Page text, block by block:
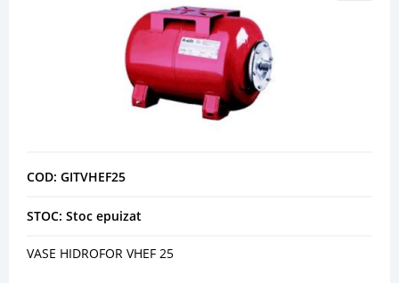
COD: GITVHEF25
STOC: Stoc epuizat
VASE HIDROFOR VHEF 25